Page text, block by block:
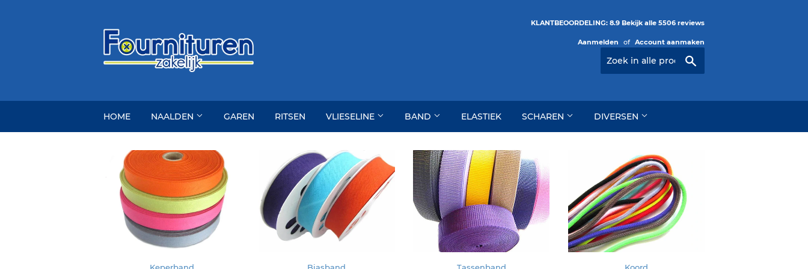
KLANTBEOORDELING: 8.9 Bekijk alle 5506 reviews
Aanmelden of Account aanmaken
HOME NAALDEN GAREN RITSEN VLIESELINE BAND ELASTIEK SCHAREN DIVERSEN